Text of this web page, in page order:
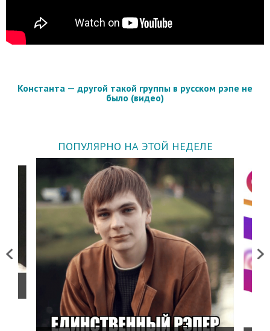
Константа — другой такой группы в русском рэпе не
было (видео)
ПОПУЛЯРНО НА ЭТОЙ НЕДЕЛЕ
Previous Next